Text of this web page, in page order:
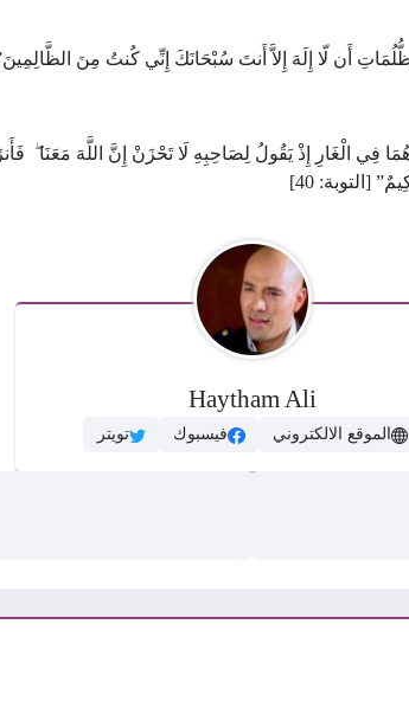
أَن لّا إِلَهَ إِلاَّ أَنتَ سُبْحَانَكَ إِنِّي كُنتُ مِنَ الظَّالِمِينَ”
فِي الْغَارِ إِذْ يَقُولُ لِصَاحِبِهِ لَا تَحْزَنْ إِنَّ اللَّهَ مَعَنَا
[التوبة: 40]
Haytham Ali
الموقع الالكتروني فيسبوك تويتر